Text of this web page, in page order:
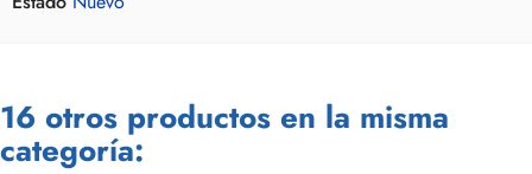
16 otros productos en la misma
categoría: